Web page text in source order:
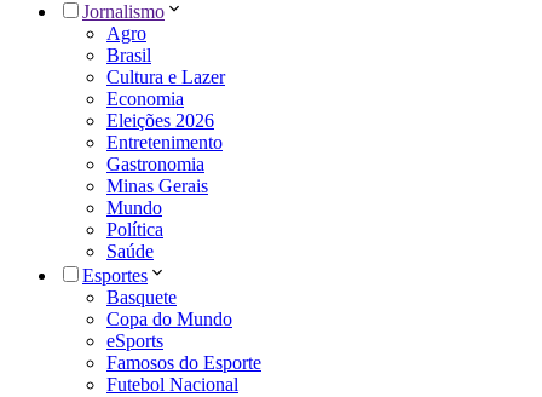
Jornalismo
Agro
Brasil
Cultura e Lazer
Economia
Eleições 2026
Entretenimento
Gastronomia
Minas Gerais
Mundo
Política
Saúde
Esportes
Basquete
Copa do Mundo
eSports
Famosos do Esporte
Futebol Nacional